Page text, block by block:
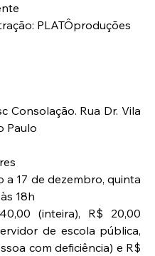
PLATÔproduções
Consolação. Rua Dr. Vila
Paulo
a 17 de dezembro, quinta
18h
(inteira), R$ 20,00
de escola pública,
com deficiência) e R$